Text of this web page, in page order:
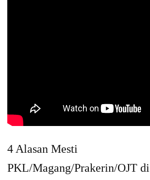
4 Alasan Mesti
PKL/Magang/Prakerin/OJT di